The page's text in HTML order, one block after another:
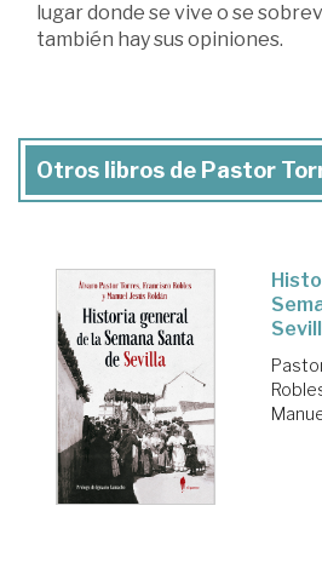
lugar donde se vive o se
también hay sus opiniones.
Otros libros de Pastor